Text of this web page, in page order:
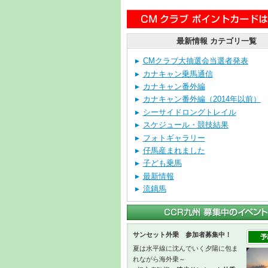
最新情報 カテゴリ一覧
CMクラブ大抽選会当選者発表
カナキャン乗馬通信
カナキャン番外編
カナキャン番外編（2014年以前）
シーサイドロングトレイル
スケジュール・競技結果
フォトギャラリー
仔馬産まれました
子ども乗馬
最新情報
流鏑馬
サンセット外乗 参加者募集中！
夏は水平線に沈んでいく夕陽に包ま
れながら海外乗～